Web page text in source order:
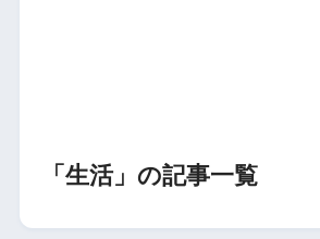
「生活」の記事一覧